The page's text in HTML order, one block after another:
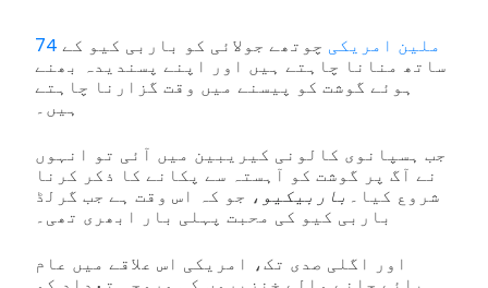
74 ملین امریکی چوتھے جولائی کو باربی کیو کے
ساتھ منانا چاہتے ہیں اور اپنے پسندیدہ بھنے
ہوئے گوشت کو پیسنے میں وقت گزارنا چاہتے
ہیں۔
جب ہسپانوی کالونی کیریبین میں آئی تو انہوں
نے آگ پر گوشت کو آہستہ سے پکانے کا ذکر کرنا
شروع کیا۔ باربیکیو ، جو کہ اس وقت ہے جب گرلڈ
اور اگلی صدی تک، امریکی اس علاقے میں عام